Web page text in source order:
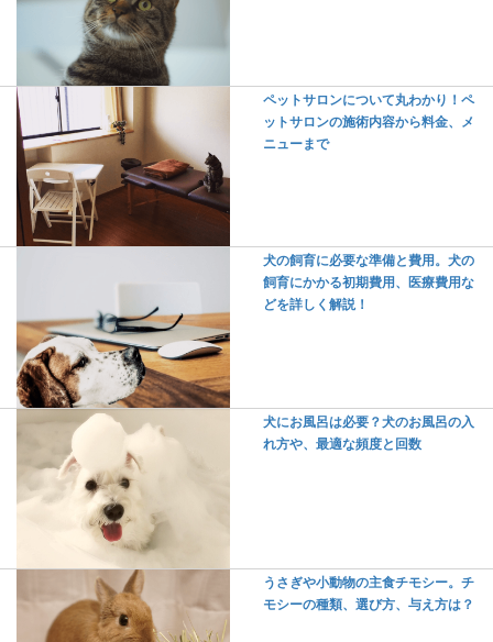
ペットサロンについて丸わかり！ペ
ットサロンの施術内容から料金、メ
ニューまで
犬の飼育に必要な準備と費用。犬の
飼育にかかる初期費用、医療費用な
どを詳しく解説！
犬にお風呂は必要？犬のお風呂の入
れ方や、最適な頻度と回数
うさぎや小動物の主食チモシー。チ
モシーの種類、選び方、与え方は？